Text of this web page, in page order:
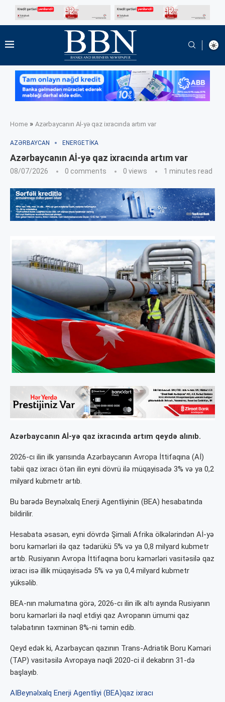
Home » Azərbaycanın Aİ-yə qaz ixracında artım var
AZƏRBAYCAN ENERGETIKA
Azərbaycanın Aİ-yə qaz ixracında artım var
08/07/2026 0 comments 0 views 1 minutes read
Azərbaycanın Aİ-yə qaz ixracında artım qeydə alınıb.
2026-cı ilin ilk yarısında Azərbaycanın Avropa İttifaqına (Aİ)
təbii qaz ixracı ötən ilin eyni dövrü ilə müqayisədə 3% və ya 0,2
milyard kubmetr artıb.
Bu barədə Beynəlxalq Enerji Agentliyinin (BEA) hesabatında
bildirilir.
Hesabata əsasən, eyni dövrdə Şimali Afrika ölkələrindən Aİ-yə
boru kəmərləri ilə qaz tədarükü 5% və ya 0,8 milyard kubmetr
artıb. Rusiyanın Avropa İttifaqına boru kəmərləri vasitəsilə qaz
ixracı isə illik müqayisədə 5% və ya 0,4 milyard kubmetr
yüksəlib.
BEA-nın məlumatına görə, 2026-cı ilin ilk altı ayında Rusiyanın
boru kəmərləri ilə nəql etdiyi qaz Avropanın ümumi qaz
tələbatının təxminən 8%-ni təmin edib.
Qeyd edək ki, Azərbaycan qazının Trans-Adriatik Boru Kəməri
(TAP) vasitəsilə Avropaya nəqli 2020-ci il dekabrın 31-də
başlayıb.
AIBeynəlxalq Enerji Agentliyi (BEA)qaz ixracı